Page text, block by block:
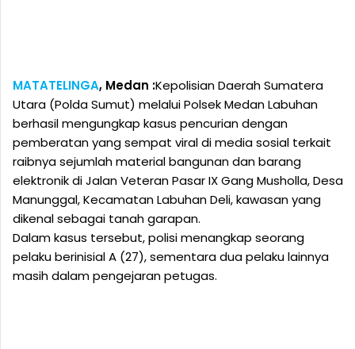
MATATELINGA, Medan :Kepolisian Daerah Sumatera
Utara (Polda Sumut) melalui Polsek Medan Labuhan
berhasil mengungkap kasus pencurian dengan
pemberatan yang sempat viral di media sosial terkait
raibnya sejumlah material bangunan dan barang
elektronik di Jalan Veteran Pasar IX Gang Musholla, Desa
Manunggal, Kecamatan Labuhan Deli, kawasan yang
dikenal sebagai tanah garapan.
Dalam kasus tersebut, polisi menangkap seorang
pelaku berinisial A (27), sementara dua pelaku lainnya
masih dalam pengejaran petugas.